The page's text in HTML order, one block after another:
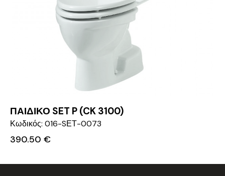
ΠΑΙΔΙΚΟ SET P (CK 3100)
Κωδικός: 016-SΕΤ-0073
390.50 €